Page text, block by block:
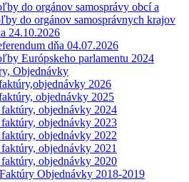
do orgánov samosprávy obcí a
do orgánov samosprávnych krajov
24.10.2026
dňa 04.07.2026
Európskeho parlamentu 2024
Objednávky
2026
objednávky 2025
objednávky 2024
objednávky 2023
objednávky 2022
objednávky 2021
objednávky 2020
Objednávky 2018-2019